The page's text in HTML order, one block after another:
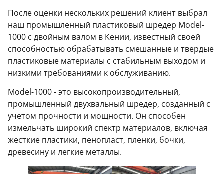
После оценки нескольких решений клиент выбрал
наш промышленный пластиковый шредер Model-
1000 с двойным валом в Кении, известный своей
способностью обрабатывать смешанные и твердые
пластиковые материалы с стабильным выходом и
низкими требованиями к обслуживанию.
Model-1000 - это высокопроизводительный,
промышленный двухвальный шредер, созданный с
учетом прочности и мощности. Он способен
измельчать широкий спектр материалов, включая
жесткие пластики, пенопласт, пленки, бочки,
древесину и легкие металлы.